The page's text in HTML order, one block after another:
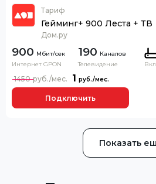
Тариф
Гейминг+ 900 Леста + ТВ
Дом.ру
900
Интернет GPON
190 Каналов
Телевидение
1
1450
Подключить
Показать